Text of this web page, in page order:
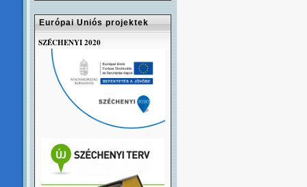
Európai Uniós projektek
SZÉCHENYI 2020